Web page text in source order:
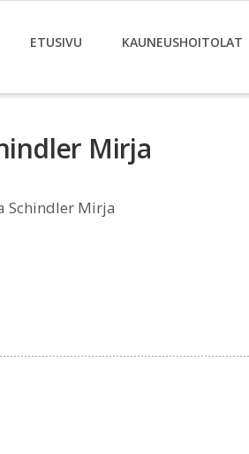
ETUSIVU KAUNEUSHOITOLAT
Mirja
Schindler Mirja